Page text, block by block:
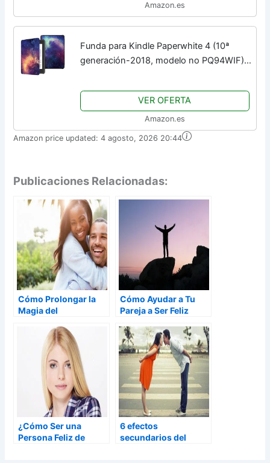
Amazon.es
Funda para Kindle Paperwhite 4 (10ª
generación-2018, modelo no PQ94WIF),
mano, función de encendido y apagado
VER OFERTA
Amazon.es
Amazon price updated:4 agosto, 2026 20:44
Publicaciones Relacionadas:
Cómo Prolongar la
Magia del
Cómo Ayudar a Tu
Pareja a Ser Feliz
¿Cómo Ser una
Persona Feliz de
6 efectos
secundarios del